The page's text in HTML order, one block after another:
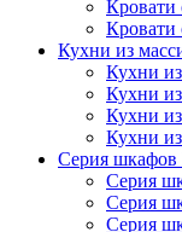
Кровати
Кровати
Кухни из
Кухни
Кухни
Кухни
Кухни
Серия шкафов
Серия
Серия
Серия